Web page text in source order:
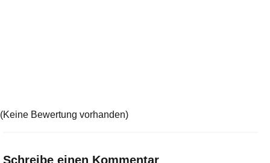
(Keine Bewertung vorhanden)
Schreibe einen Kommentar